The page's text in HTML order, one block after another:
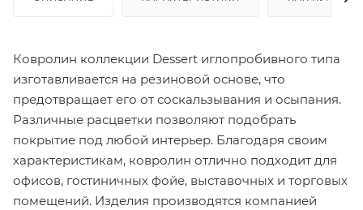
Ковролин коллекции Dessert иглопробивного типа
изготавливается на резиновой основе, что
предотвращает его от соскальзывания и осыпания.
Различные расцветки позволяют подобрать
покрытие под любой интерьер. Благодаря своим
характеристикам, ковролин отлично подходит для
офисов, гостиничных фойе, выставочных и торговых
помещений. Изделия производятся компанией